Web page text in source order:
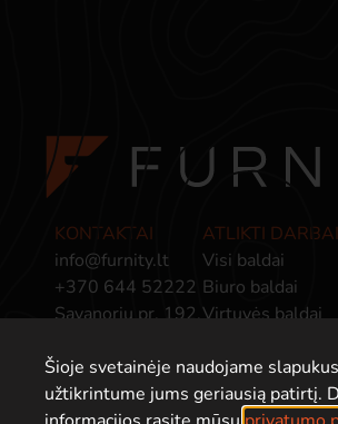
Šioje svetainėje naudojame
užtikrintume jums geriausią patirtį.
KONTAKTAI
info@furnity.lt
+370 644 52222
Savanorių pr. 192,
ATLIKTI DARBAI
Visi baldai
Biuro baldai
Virtuvės baldai
Baldai įmonėms